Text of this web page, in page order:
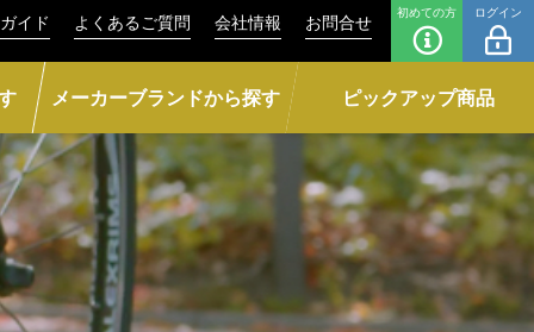
イド よくあるご質問 会社情報 お問合せ 初めての方 ログイン
メーカーブランドから探す ピックアップ商品